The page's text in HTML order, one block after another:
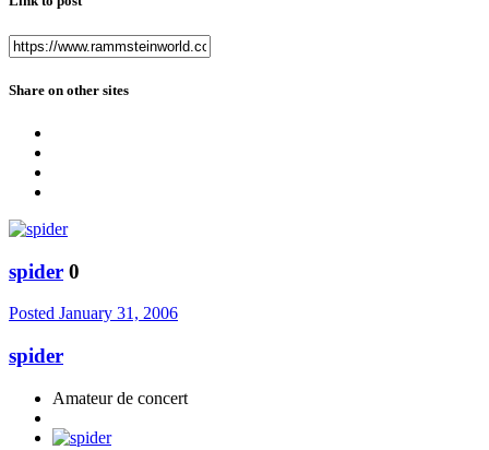
Share on other sites
spider 0
Posted January 31, 2006
spider
Amateur de concert